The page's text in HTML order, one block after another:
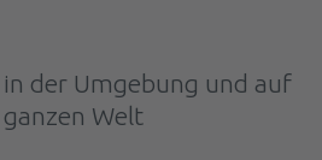
der Umgebung und auf
Welt